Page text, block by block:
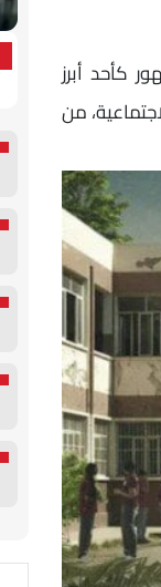
كأحد أبرز
من